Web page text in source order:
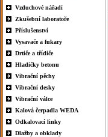
Vzduchové nářadí
Zkušební laboratoře
Příslušenství
Vysavače a fukary
Drtiče a třídiče
Hladičky betonu
Vibrační pěchy
Vibrační desky
Vibrační válce
Kalová čerpadla WEDA
Odkalovací linky
Dlažby a obklady